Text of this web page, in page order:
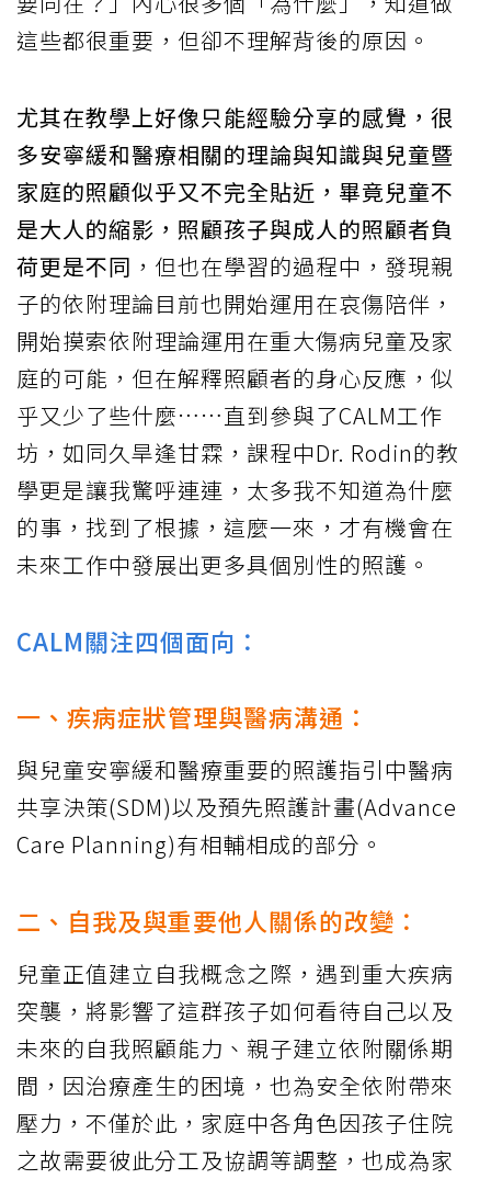
這些都很重要，但卻不理解背後的原因。
尤其在教學上好像只能經驗分享的感覺，很
多安寧緩和醫療相關的理論與知識與兒童暨
家庭的照顧似乎又不完全貼近，畢竟兒童不
是大人的縮影，照顧孩子與成人的照顧者負
荷更是不同 ，但也在學習的過程中，發現親
子的依附理論目前也開始運用在哀傷陪伴，
開始摸索依附理論運用在重大傷病兒童及家
庭的可能，但在解釋照顧者的身心反應，似
乎又少了些什麼……直到參與了CALM工作
坊，如同久旱逢甘霖，課程中Dr. Rodin的教
學更是讓我驚呼連連，太多我不知道為什麼
的事，找到了根據，這麼一來，才有機會在
未來工作中發展出更多具個別性的照護。
CALM關注四個面向：
一、疾病症狀管理與醫病溝通：
與兒童安寧緩和醫療重要的照護指引中醫病
共享決策(SDM)以及預先照護計畫(Advance
Care Planning)有相輔相成的部分。
二、自我及與重要他人關係的改變：
兒童正值建立自我概念之際，遇到重大疾病
突襲，將影響了這群孩子如何看待自己以及
未來的自我照顧能力、親子建立依附關係期
間，因治療產生的困境，也為安全依附帶來
壓力，不僅於此，家庭中各角色因孩子住院
之故需要彼此分工及協調等調整，也成為家